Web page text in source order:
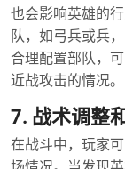
也会影响英雄的
队，如弓兵或兵
合理配置部队，
近战攻击的情况。
7. 战术调整
在战斗中，玩家